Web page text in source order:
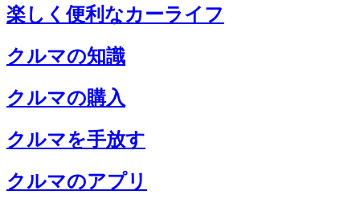
楽しく便利なカーライフ
クルマの知識
クルマの購入
クルマを手放す
クルマのアプリ